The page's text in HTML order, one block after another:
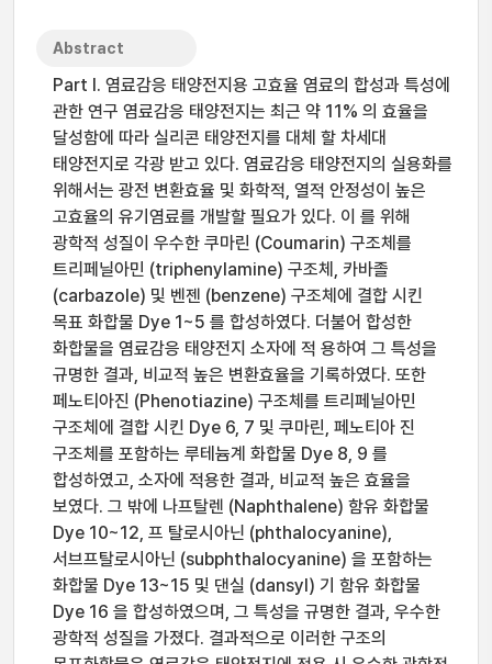
Abstract
Part I. 염료감응 태양전지용 고효율 염료의 합성과 특성에
관한 연구 염료감응 태양전지는 최근 약 11% 의 효율을
달성함에 따라 실리콘 태양전지를 대체 할 차세대
태양전지로 각광 받고 있다. 염료감응 태양전지의 실용화를
위해서는 광전 변환효율 및 화학적, 열적 안정성이 높은
고효율의 유기염료를 개발할 필요가 있다. 이 를 위해
광학적 성질이 우수한 쿠마린 (Coumarin) 구조체를
트리페닐아민 (triphenylamine) 구조체, 카바졸
(carbazole) 및 벤젠 (benzene) 구조체에 결합 시킨
목표 화합물 Dye 1~5 를 합성하였다. 더불어 합성한
화합물을 염료감응 태양전지 소자에 적 용하여 그 특성을
규명한 결과, 비교적 높은 변환효율을 기록하였다. 또한
페노티아진 (Phenotiazine) 구조체를 트리페닐아민
구조체에 결합 시킨 Dye 6, 7 및 쿠마린, 페노티아 진
구조체를 포함하는 루테늄계 화합물 Dye 8, 9 를
합성하였고, 소자에 적용한 결과, 비교적 높은 효율을
보였다. 그 밖에 나프탈렌 (Naphthalene) 함유 화합물
Dye 10~12, 프 탈로시아닌 (phthalocyanine),
서브프탈로시아닌 (subphthalocyanine) 을 포함하는
화합물 Dye 13~15 및 댄실 (dansyl) 기 함유 화합물
Dye 16 을 합성하였으며, 그 특성을 규명한 결과, 우수한
광학적 성질을 가졌다. 결과적으로 이러한 구조의